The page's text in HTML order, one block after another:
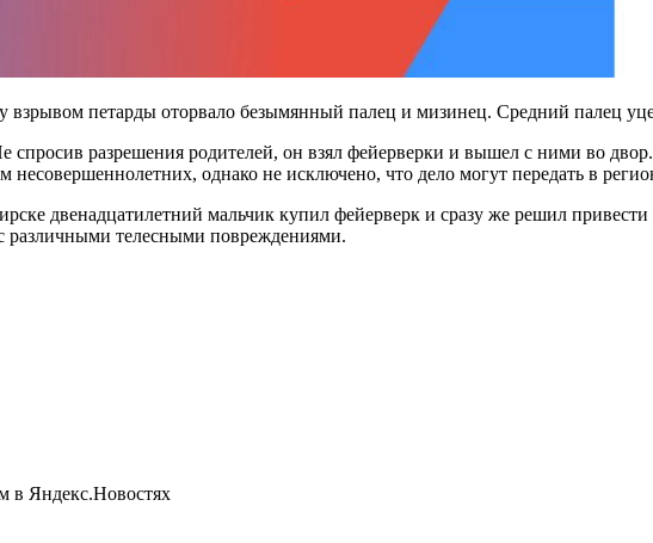
взрывом петарды оторвало безымянный палец и мизинец. Средний палец
спросив разрешения родителей, он взял фейерверки и вышел с ними во двор.
несовершеннолетних, однако не исключено, что дело могут передать в
двенадцатилетний мальчик купил фейерверк и сразу же решил привести
различными телесными повреждениями.
в Яндекс.Новостях